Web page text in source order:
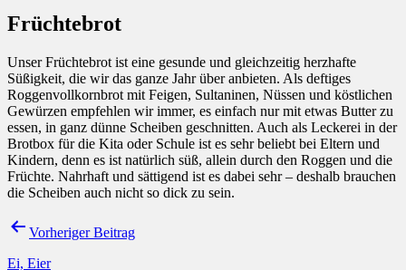
Früchtebrot
Unser Früchtebrot ist eine gesunde und gleichzeitig herzhafte
Süßigkeit, die wir das ganze Jahr über anbieten. Als deftiges
Roggenvollkornbrot mit Feigen, Sultaninen, Nüssen und köstlichen
Gewürzen empfehlen wir immer, es einfach nur mit etwas Butter zu
essen, in ganz dünne Scheiben geschnitten. Auch als Leckerei in der
Brotbox für die Kita oder Schule ist es sehr beliebt bei Eltern und
Kindern, denn es ist natürlich süß, allein durch den Roggen und die
Früchte. Nahrhaft und sättigend ist es dabei sehr – deshalb brauchen
die Scheiben auch nicht so dick zu sein.
Beitragsnavigation
Vorheriger Beitrag
Ei, Eier